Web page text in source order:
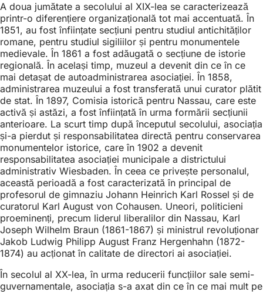
A doua jumătate a secolului al XIX-lea se caracterizează
printr-o diferențiere organizațională tot mai accentuată. În
1851, au fost înființate secțiuni pentru studiul antichităților
romane, pentru studiul sigiliilor și pentru monumentele
medievale. În 1861 a fost adăugată o secțiune de istorie
regională. În același timp, muzeul a devenit din ce în ce
mai detașat de autoadministrarea asociației. În 1858,
administrarea muzeului a fost transferată unui curator plătit
de stat. În 1897, Comisia istorică pentru Nassau, care este
activă și astăzi, a fost înființată în urma formării secțiunii
anterioare. La scurt timp după începutul secolului, asociația
și-a pierdut și responsabilitatea directă pentru conservarea
monumentelor istorice, care în 1902 a devenit
responsabilitatea asociației municipale a districtului
administrativ Wiesbaden. În ceea ce privește personalul,
această perioadă a fost caracterizată în principal de
profesorul de gimnaziu Johann Heinrich Karl Rossel și de
curatorul Karl August von Cohausen. Uneori, politicieni
proeminenți, precum liderul liberalilor din Nassau, Karl
Joseph Wilhelm Braun (1861-1867) și ministrul revoluționar
Jakob Ludwig Philipp August Franz Hergenhahn (1872-
1874) au acționat în calitate de directori ai asociației.
În secolul al XX-lea, în urma reducerii funcțiilor sale semi-
guvernamentale, asociația s-a axat din ce în ce mai mult pe